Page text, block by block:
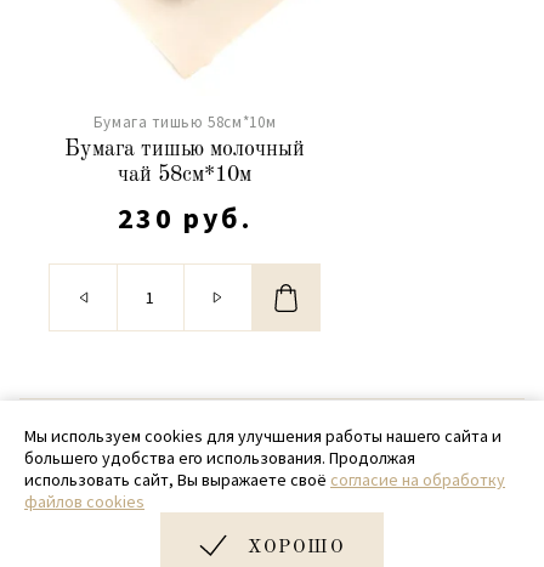
Бумага тишью 58см*10м
Бумага тишью молочный
чай 58см*10м
230 руб.
© 2020 - 2026 SamPack
+ 7 (918) 699-97-87
zakaz@sampack.store
Дизайн и разработка сайта
Мы используем cookies для улучшения работы нашего сайта и
большего удобства его использования. Продолжая
использовать сайт, Вы выражаете своё согласие на обработку
файлов cookies
ХОРОШО